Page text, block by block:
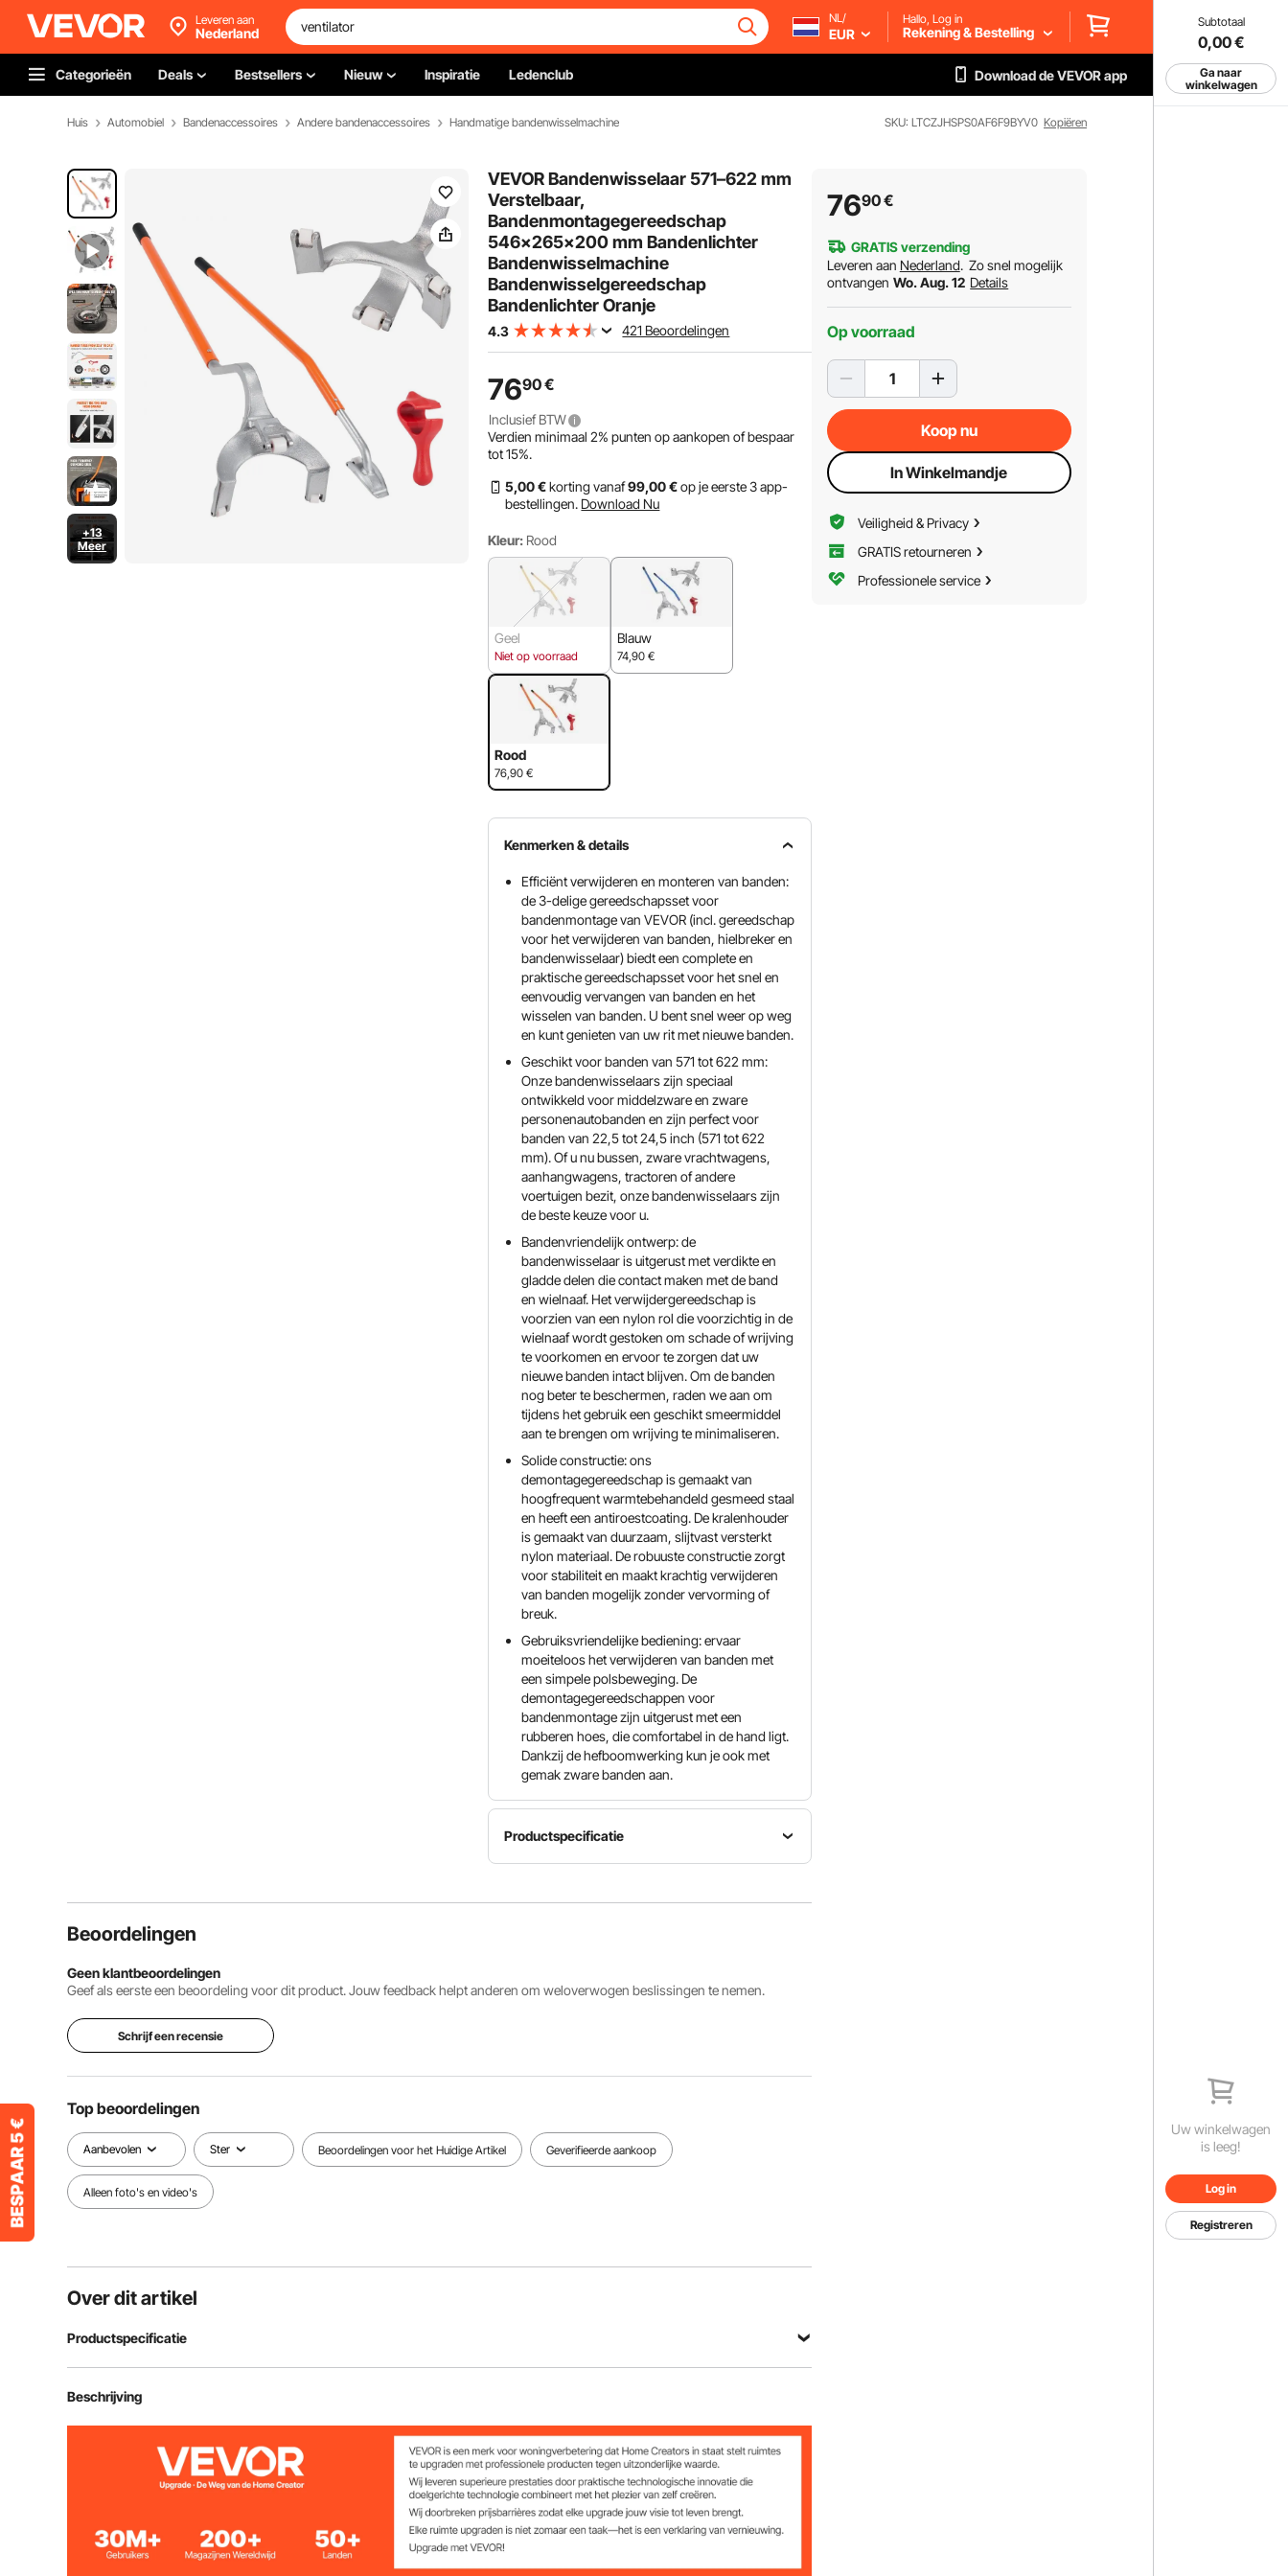
Subtotaal
0,00€
Ga naar
winkelwagen
Uw winkelwagen
is leeg!
Log in
Registreren
Leveren aan
Nederland
NL/
EUR
Hallo, Log in
Rekening & Bestelling
Categorieën Deals Bestsellers Nieuw Inspiratie Ledenclub Download de VEVOR app
Huis Automobiel Bandenaccessoires Andere bandenaccessoires Handmatige bandenwisselmachine SKU: LTCZJHSPS0AF6F9BYV0 Kopiëren
+13
Meer
VEVOR Bandenwisselaar 571–622 mm
Verstelbaar,
Bandenmontagegereedschap
546x265x200 mm Bandenlichter
Bandenwisselmachine
Bandenwisselgereedschap
Bandenlichter Oranje
4.3 421 Beoordelingen
7690€
Inclusief BTW
Verdien minimaal2% punten op aankopen of bespaar
tot15%.
5,00 €korting vanaf99,00 €op je eerste 3 app-
bestellingen. Download Nu
Kleur: Rood
Geel
Niet op voorraad
Blauw
74,90 €
Rood
76,90 €
Kenmerken & details
Efficiënt verwijderen en monteren van banden:
de 3-delige gereedschapsset voor
bandenmontage van VEVOR (incl. gereedschap
voor het verwijderen van banden, hielbreker en
bandenwisselaar) biedt een complete en
praktische gereedschapsset voor het snel en
eenvoudig vervangen van banden en het
wisselen van banden. U bent snel weer op weg
en kunt genieten van uw rit met nieuwe banden.
Geschikt voor banden van 571 tot 622 mm:
Onze bandenwisselaars zijn speciaal
ontwikkeld voor middelzware en zware
personenautobanden en zijn perfect voor
banden van 22,5 tot 24,5 inch (571 tot 622
mm). Of u nu bussen, zware vrachtwagens,
aanhangwagens, tractoren of andere
voertuigen bezit, onze bandenwisselaars zijn
de beste keuze voor u.
Bandenvriendelijk ontwerp: de
bandenwisselaar is uitgerust met verdikte en
gladde delen die contact maken met de band
en wielnaaf. Het verwijdergereedschap is
voorzien van een nylon rol die voorzichtig in de
wielnaaf wordt gestoken om schade of wrijving
te voorkomen en ervoor te zorgen dat uw
nieuwe banden intact blijven. Om de banden
nog beter te beschermen, raden we aan om
tijdens het gebruik een geschikt smeermiddel
aan te brengen om wrijving te minimaliseren.
Solide constructie: ons
demontagegereedschap is gemaakt van
hoogfrequent warmtebehandeld gesmeed staal
en heeft een antiroestcoating. De kralenhouder
is gemaakt van duurzaam, slijtvast versterkt
nylon materiaal. De robuuste constructie zorgt
voor stabiliteit en maakt krachtig verwijderen
van banden mogelijk zonder vervorming of
breuk.
Gebruiksvriendelijke bediening: ervaar
moeiteloos het verwijderen van banden met
een simpele polsbeweging. De
demontagegereedschappen voor
bandenmontage zijn uitgerust met een
rubberen hoes, die comfortabel in de hand ligt.
Dankzij de hefboomwerking kun je ook met
gemak zware banden aan.
Productspecificatie
demontagegereedschap
200 mm
kralenhouder
mm
Beoordelingen
Geen klantbeoordelingen
Geef als eerste een beoordeling voor dit product. Jouw feedback helpt anderen om weloverwogen beslissingen te nemen.
Schrijf een recensie
Top beoordelingen
Aanbevolen Ster Beoordelingen voor het Huidige Artikel Geverifieerde aankoop
Alleen foto's en video's
Over dit artikel
Productspecificatie
Artikelmodelnummer
Afmetingen demontagegereedschap 21,5 x 10,4 x 7,8 inch / 545 x 265 x 200 mm
5,3 x 2,4 x 2,4 inch / 135 x 62 x 62 mm
Afmeting montagepaal 46,5 x 2,2 x 5,1 inch / 1180 x 55 x 130 mm
Beschrijving
7690€
GRATIS verzending
Leveren aan Nederland. Zo snel mogelijk
ontvangen Wo. Aug. 12 Details
Op voorraad
Koop nu
In Winkelmandje
Veiligheid & Privacy
GRATIS retourneren
Professionele service